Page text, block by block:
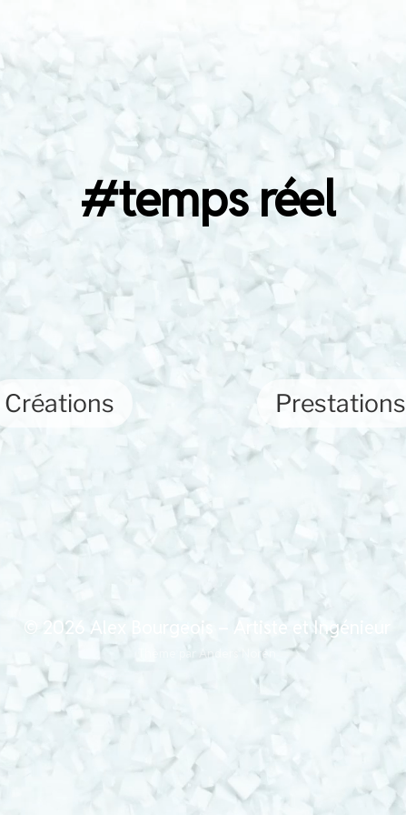
et
#temps réel
Créations Prestations
© 2026 Alex Bourgeois – Artiste et Ingénieur
Thème par Anders Norén